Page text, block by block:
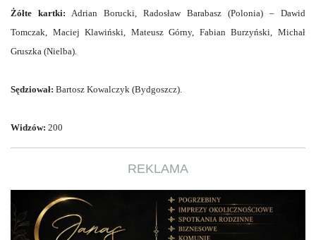
Żółte kartki: Adrian Borucki, Radosław Barabasz (Polonia) – Dawid
Tomczak, Maciej Klawiński, Mateusz Górny, Fabian Burzyński, Michał
Gruszka (Nielba).
Sędziował: Bartosz Kowalczyk (Bydgoszcz).
Widzów: 200
REKLAMA